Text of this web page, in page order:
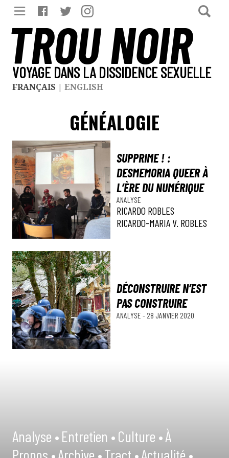
TROU NOIR
VOYAGE DANS LA DISSIDENCE SEXUELLE
FRANÇAIS | ENGLISH
GÉNÉALOGIE
SUPPRIME ! :
DESMEMORIA QUEER À
L’ÈRE DU NUMÉRIQUE
ANALYSE
RICARDO ROBLES
RICARDO-MARIA V. ROBLES
DÉCONSTRUIRE N’EST
PAS CONSTRUIRE
ANALYSE - 28 JANVIER 2020
Analyse •Entretien •Culture •À